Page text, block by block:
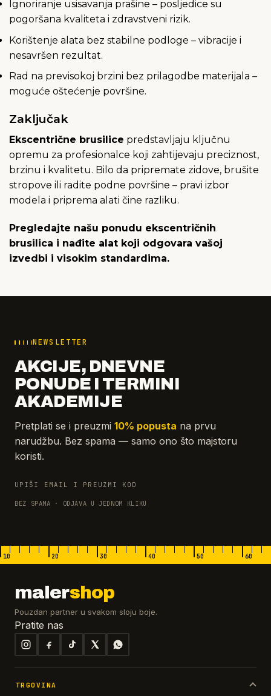
Ignoriranje usisavanja prašine – posljedice su
pogoršana kvaliteta i zdravstveni rizik.
Korištenje alata bez stabilne podloge – vibracije i
nesavršen rezultat.
Rad na previsokoj brzini bez prilagodbe materijala –
moguće oštećenje površine.
Zaključak
Ekscentrične brusilice predstavljaju ključnu
opremu za profesionalce koji zahtijevaju preciznost,
brzinu i kvalitetu. Bilo da pripremate zidove, brušite
stropove ili radite podne površine – pravi izbor
modela i priprema alati čine razliku.
Pregledajte našu ponudu ekscentričnih
brusilica i nađite alat koji odgovara vašoj
izvedbi i visokim standardima.
NEWSLETTER
AKCIJE, DNEVNE
PONUDE I TERMINI
AKADEMIJE
Pretplati se i preuzmi 10% popusta na prvu
narudžbu. Bez spama — samo ono što majstoru
koristi.
UPIŠI EMAIL I PREUZMI KOD
BEZ SPAMA · ODJAVA U JEDNOM KLIKU
10 20 30 40 50 60
malershop
Pouzdan partner u svakom sloju boje.
Pratite nas
TRGOVINA